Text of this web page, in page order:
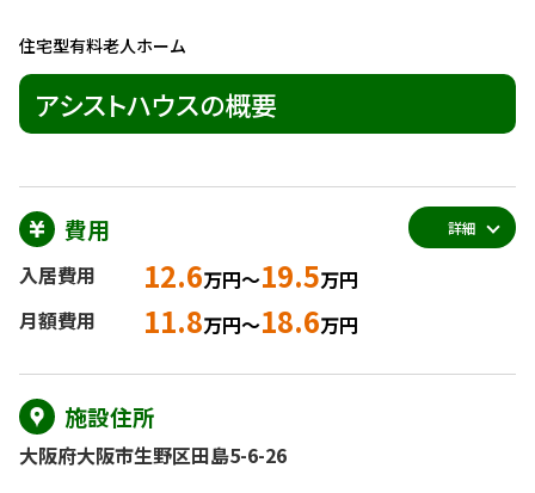
住宅型有料老人ホーム
アシストハウスの概要
費用
入居費用 12.6万円～19.5万円
月額費用
11.8万円～18.6万円
詳細
施設住所
大阪府大阪市生野区田島5-6-26